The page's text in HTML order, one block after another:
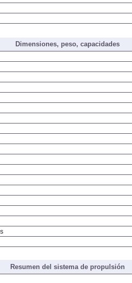
Dimensiones, peso, capacidades
Resumen del sistema de propulsión